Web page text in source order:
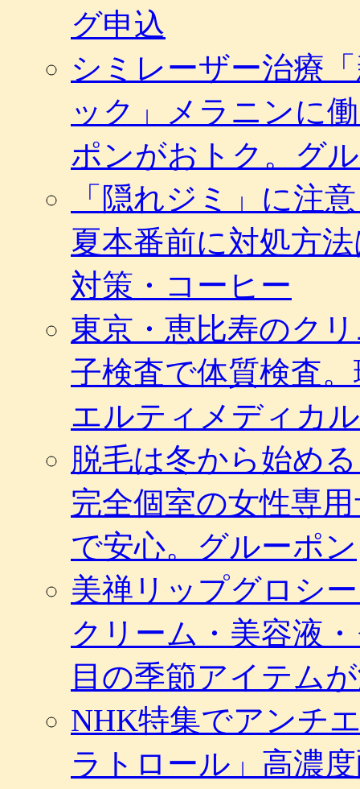
グ申込
シミレーザー治療
ック」メラニンに
ポンがおトク。グ
「隠れジミ」に注
夏本番前に対処方
対策・コーヒー
東京・恵比寿のク
子検査で体質検査
エルティメディカ
脱毛は冬から始め
完全個室の女性専
で安心。グルーポン
美禅リップグロシ
クリーム・美容液
目の季節アイテム
NHK特集でアンチ
ラトロール」高濃